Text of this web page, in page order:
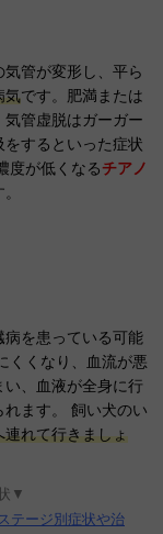
管が変形し、平ら
気です。肥満または
管虚脱はガーガー
するといった症状
度が低くなるチアノ
。
を患っている可能
くくなり、血流が悪
い、血液が全身に行
れます。 飼い犬のい
連れて行きましょ
▼
テージ別症状や治